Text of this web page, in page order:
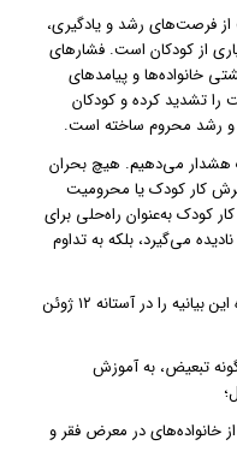
فرصت‌های رشد و یادگیری،
از کودکان است. فشارهای
خانواده‌ها و پیامدهای
تشدید کرده و کودکان
و رشد محروم ساخته است.
هشدار می‌دهیم. هیچ بحران
کار کودک یا محرومیت
کودک به‌عنوان راه‌حلی برای
می‌گیرد، بلکه به تداوم
بر این اساس، مطالبات نهادهای امضا کننده این بیانیه را در آستانه ۱۲ ژوئن
تبعیض، به آموزش
خانواده‌های در معرض فقر و